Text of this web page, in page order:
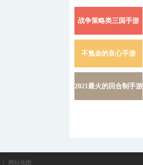
战争策略类三国手游
不氪金的良心手游
2021最火的回合制手游
网站地图